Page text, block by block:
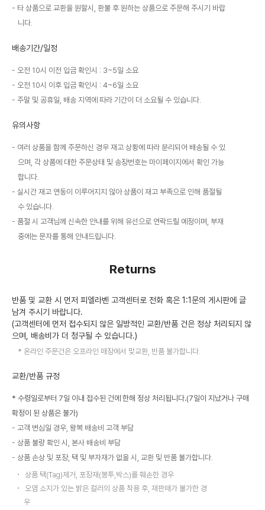
타 상품으로 교환을 원할시, 환불 후 원하는 상품으로 주문해 주시기 바랍
니다.
배송기간/일정
오전 10시 이전 입금 확인시 : 3~5일 소요
오전 10시 이후 입금 확인시 : 4~6일 소요
주말 및 공휴일, 배송 지역에 따라 기간이 더 소요될 수 있습니다.
유의사항
여러 상품을 함께 주문하신 경우 재고 상황에 따라 분리되어 배송될 수 있
으며, 각 상품에 대한 주문상태 및 송장번호는 마이페이지에서 확인 가능
합니다.
실시간 재고 연동이 이루어지지 않아 상품이 재고 부족으로 인해 품절될
수 있습니다.
품절 시 고객님께 신속한 안내를 위해 유선으로 연락드릴 예정이며, 부재
중에는 문자를 통해 안내드립니다.
Returns
반품 및 교환 시 먼저 피엘라벤 고객센터로 전화 혹은 1:1문의 게시판에 글
남겨 주시기 바랍니다.
(고객센터에 먼저 접수되지 않은 일방적인 교환/반품 건은 정상 처리되지 않
으며, 배송비가 더 청구될 수 있습니다.)
온라인 주문건은 오프라인 매장에서 맞교환, 반품 불가합니다.
교환/반품 규정
* 수령일로부터 7일 이내 접수된 건에 한해 정상 처리됩니다.(7일이 지났거나 구매
확정이 된 상품은 불가)
고객 변심일 경우, 왕복 배송비 고객 부담
상품 불량 확인 시, 본사 배송비 부담
상품 손상 및 포장, 택 및 부자재가 없을 시, 교환 및 반품 불가합니다.
상품 택(Tag)제거, 포장재(봉투,박스)를 훼손한 경우
오염 소지가 있는 밝은 컬러의 상품 착용 후, 재판매가 불가한 경
우